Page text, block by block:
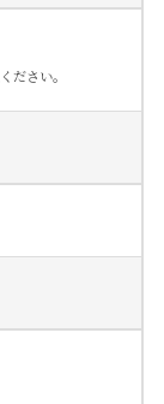
ださい。